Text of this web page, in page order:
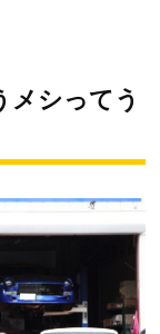
メシってう